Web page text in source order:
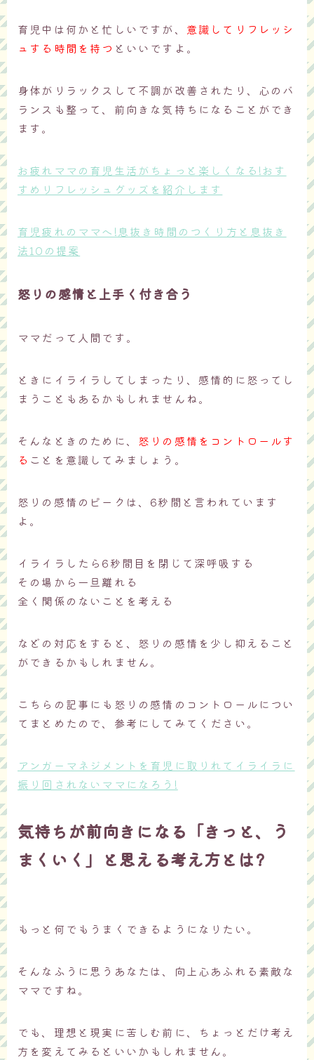
育児中は何かと忙しいですが、 意識してリフレッシ
ュする時間を持つ といいですよ。
身体がリラックスして不調が改善されたり、心のバ
ランスも整って、前向きな気持ちになることができ
ます。
お疲れママの育児生活がちょっと楽しくなる!おす
すめリフレッシュグッズを紹介します
育児疲れのママへ!息抜き時間のつくり方と息抜き
法10の提案
怒りの感情と上手く付き合う
ママだって人間です。
ときにイライラしてしまったり、感情的に怒ってし
まうこともあるかもしれませんね。
そんなときのために、 怒りの感情をコントロールす
る ことを意識してみましょう。
怒りの感情のピークは、6秒間と言われています
よ。
イライラしたら6秒間目を閉じて深呼吸する
その場から一旦離れる
全く関係のないことを考える
などの対応をすると、怒りの感情を少し抑えること
ができるかもしれません。
こちらの記事にも怒りの感情のコントロールについ
てまとめたので、参考にしてみてください。
アンガーマネジメントを育児に取りれてイライラに
振り回されないママになろう!
気持ちが前向きになる「きっと、う
まくいく」と思える考え方とは?
もっと何でもうまくできるようになりたい。
そんなふうに思うあなたは、向上心あふれる素敵な
ママですね。
でも、理想と現実に苦しむ前に、ちょっとだけ考え
方を変えてみるといいかもしれません。